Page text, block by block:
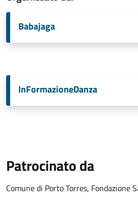
Babajaga
InFormazioneDanza
Patrocinato da
Comune di Porto Torres, Fondazione